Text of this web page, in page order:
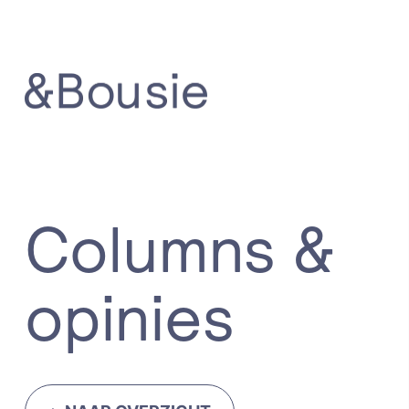
Columns &
opinies